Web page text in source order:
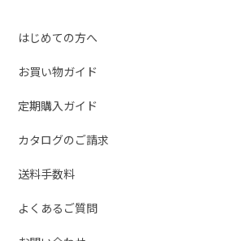
はじめての方へ
お買い物ガイド
定期購入ガイド
カタログのご請求
送料手数料
よくあるご質問